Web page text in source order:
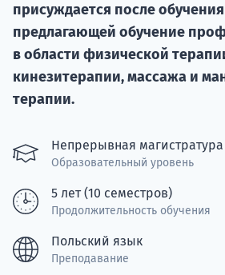
присуждается после
предлагающей обучение
в области физической
кинезитерапии, массажа и
терапии.
Непрерывная магистратура
Образовательный уровень
5 лет (10 семестров)
Продолжительность обучения
Польский язык
Преподавание